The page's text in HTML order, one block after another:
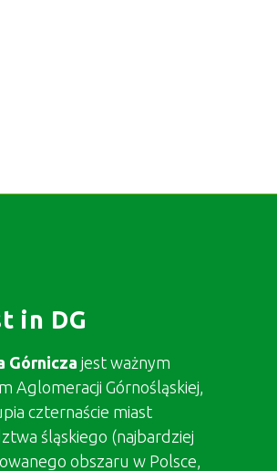
in DG
Górnicza jest ważnym
Aglomeracji Górnośląskiej,
czternaście miast
śląskiego (najbardziej
obszaru w Polsce,